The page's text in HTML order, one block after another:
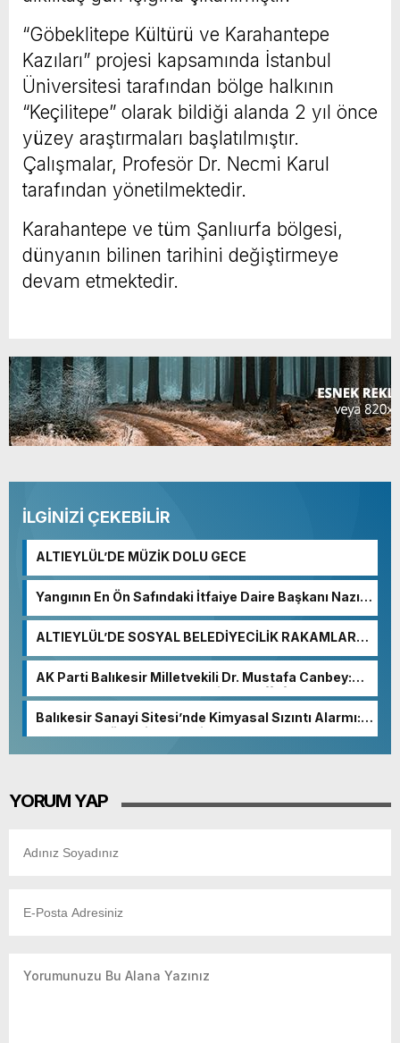
“Göbeklitepe Kültürü ve Karahantepe
Kazıları” projesi kapsamında İstanbul
Üniversitesi tarafından bölge halkının
“Keçilitepe” olarak bildiği alanda 2 yıl önce
yüzey araştırmaları başlatılmıştır.
Çalışmalar, Profesör Dr. Necmi Karul
tarafından yönetilmektedir.
Karahantepe ve tüm Şanlıurfa bölgesi,
dünyanın bilinen tarihini değiştirmeye
devam etmektedir.
İLGİNİZİ ÇEKEBİLİR
ALTIEYLÜL’DE MÜZİK DOLU GECE
Yangının En Ön Safındaki İtfaiye Daire Başkanı Nazım
ALTIEYLÜL’DE SOSYAL BELEDİYECİLİK RAKAMLARA
AK Parti Balıkesir Milletvekili Dr. Mustafa Canbey:
“Medyanın varlığı, demokratik ve şeffaf toplumun
Balıkesir Sanayi Sitesi’nde Kimyasal Sızıntı Alarmı:
52. Sokak Güvenlik Nedeniyle Boşaltıldı
YORUM YAP